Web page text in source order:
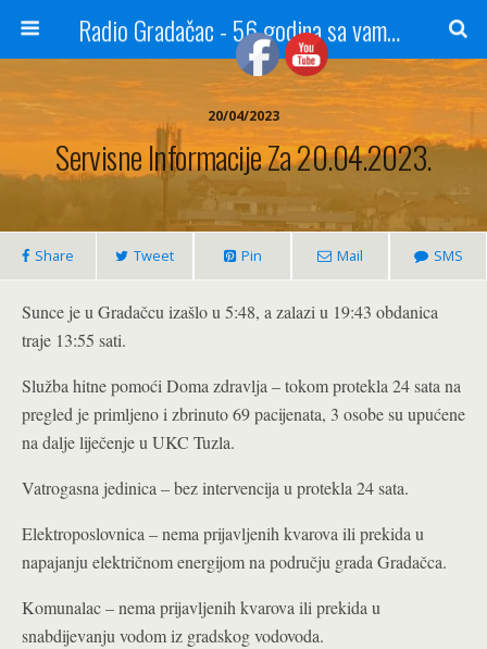
Radio Gradačac - 56 godina sa vama...
20/04/2023
Servisne Informacije Za 20.04.2023.
Share Tweet Pin Mail SMS
Sunce je u Gradačcu izašlo u 5:48, a zalazi u 19:43 obdanica
traje 13:55 sati.
Služba hitne pomoći Doma zdravlja – tokom protekla 24 sata na
pregled je primljeno i zbrinuto 69 pacijenata, 3 osobe su upućene
na dalje liječenje u UKC Tuzla.
Vatrogasna jedinica – bez intervencija u protekla 24 sata.
Elektroposlovnica – nema prijavljenih kvarova ili prekida u
napajanju električnom energijom na području grada Gradačca.
Komunalac – nema prijavljenih kvarova ili prekida u
snabdijevanju vodom iz gradskog vodovoda.